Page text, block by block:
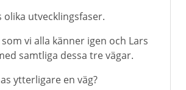
utvecklingsfaser.
vi alla känner igen och Lars
samtliga dessa tre vägar.
ytterligare en väg?